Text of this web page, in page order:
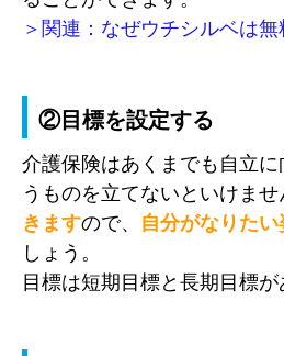
＞関連：なぜウチシルベは
②目標を設定する
介護保険はあくまでも自立
うものを立てないといけませ
きますので、 自分がなりた
しょう。
目標は短期目標と長期目標が